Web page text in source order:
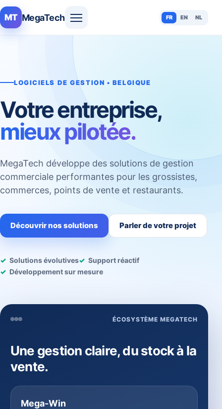
MT MegaTech FR EN NL
LOGICIELS DE GESTION • BELGIQUE
Votre entreprise,
mieux pilotée.
MegaTech développe des solutions de gestion
commerciale performantes pour les grossistes,
commerces, points de vente et restaurants.
Découvrir nos solutions Parler de votre projet
Solutions évolutives
Support réactif
Développement sur mesure
ÉCOSYSTÈME MEGATECH
Une gestion claire, du stock à la
vente.
Mega-Win